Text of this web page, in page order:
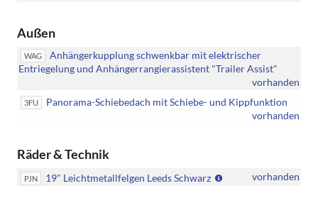
mit:
[PJG]
18"
Leichtmetallfelgen
in
glanzgedreht
[PJM]
Außen
WAG
Anhängerkupplung schwenkbar mit elektrischer
Entriegelung und Anhängerrangierassistent "Trailer Assist"
vorhanden
3FU
Panorama-Schiebedach mit Schiebe- und Kippfunktion
vorhanden
Räder & Technik
PJN 19" Leichtmetallfelgen Leeds Schwarz vorhanden